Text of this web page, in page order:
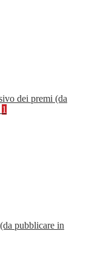
dei premi (da
1
pubblicare in